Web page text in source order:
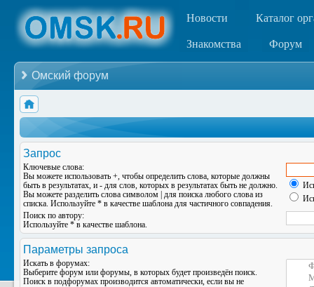
Новости Каталог
Знакомства Форум
Омский форум
Запрос
Ключевые слова:
Вы можете использовать +, чтобы определить слова, которые должны
быть в результатах, и - для слов, которых в результатах быть не должно.
Вы можете разделить слова символом для поиска любого слова из
списка. Используйте * в качестве шаблона для частичного совпадения.
Поиск по автору:
Используйте * в качестве шаблона.
Параметры запроса
Искать в форумах:
Выберите форум или форумы, в которых будет произведён поиск.
Поиск в подфорумах производится автоматически, если вы не